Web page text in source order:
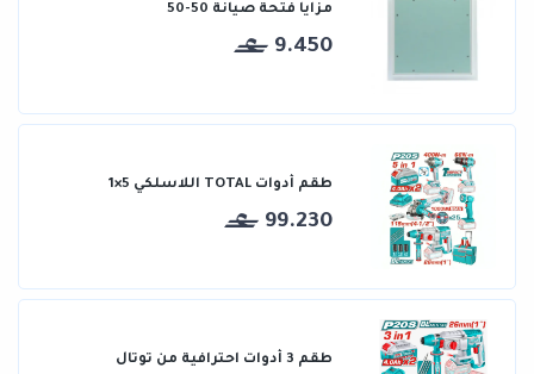
مزايا فتحة صيانة 50-50
9.450
طقم أدوات TOTAL اللاسلكي 5×1
99.230
طقم 3 أدوات احترافية من توتال